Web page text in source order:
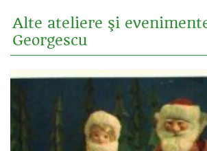
Alte ateliere şi
Georgescu